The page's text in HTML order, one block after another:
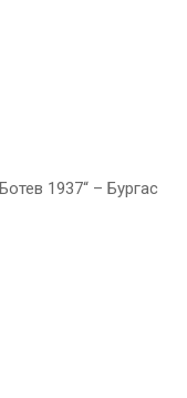
1937“ – Бургас